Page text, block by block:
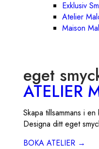
Exklusiv
Atelier
Maison
eget
ATELIER
Skapa tillsammans i
Designa ditt eget
BOKA ATELIER →